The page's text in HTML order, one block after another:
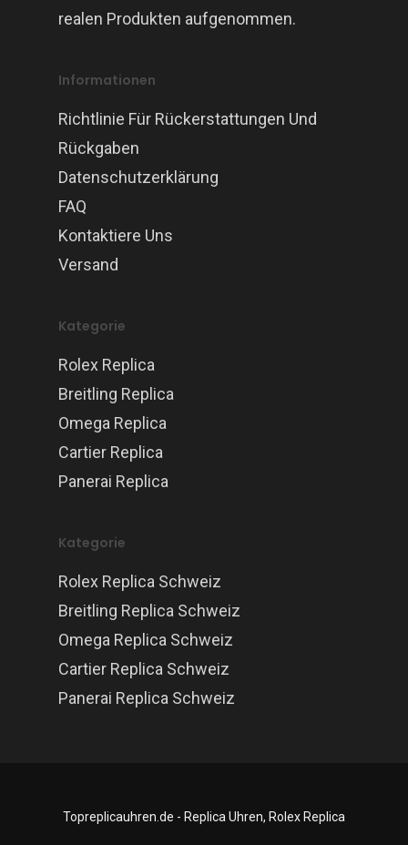
realen Produkten aufgenommen.
Informationen
Richtlinie Für Rückerstattungen Und
Rückgaben
Datenschutzerklärung
FAQ
Kontaktiere Uns
Versand
Kategorie
Rolex Replica
Breitling Replica
Omega Replica
Cartier Replica
Panerai Replica
Kategorie
Rolex Replica Schweiz
Breitling Replica Schweiz
Omega Replica Schweiz
Cartier Replica Schweiz
Panerai Replica Schweiz
Topreplicauhren.de - Replica Uhren, Rolex Replica